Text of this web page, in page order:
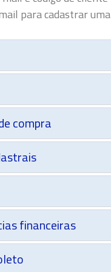
para cadastrar
compra
financeiras